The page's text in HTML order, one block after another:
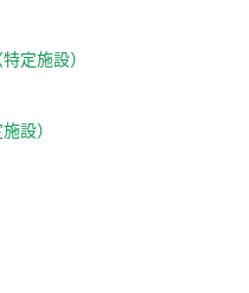
定施設）
設）